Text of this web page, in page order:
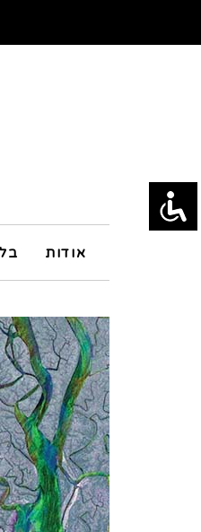
אודות